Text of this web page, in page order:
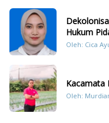
Hukum
Oleh: Cica
Kacamata
Oleh: